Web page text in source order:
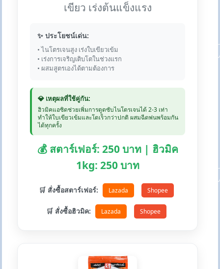
เขียว เร่งต้นแข็งแรง
✨ ประโยชน์เด่น:
• ไนโตรเจนสูง เร่งใบเขียวเข้ม
• เร่งการเจริญเติบโตในช่วงแรก
• ผสมสูตรเองได้ตามต้องการ
💎 เหตุผลที่ใช้คู่กัน:
ฮิวมิคแอซิดช่วยเพิ่มการดูดซับไนโตรเจนได้ 2-3 เท่า
ทำให้ใบเขียวเข้มและโตเร็วกว่าปกติ ผสมฉีดพ่นพร้อมกัน
ได้ทุกครั้ง
💰 สตาร์เฟอร์: 250 บาท | ฮิวมิค
1kg: 250 บาท
🛒 สั่งซื้อสตาร์เฟอร์: Lazada Shopee
🛒 สั่งซื้อฮิวมิค: Lazada Shopee